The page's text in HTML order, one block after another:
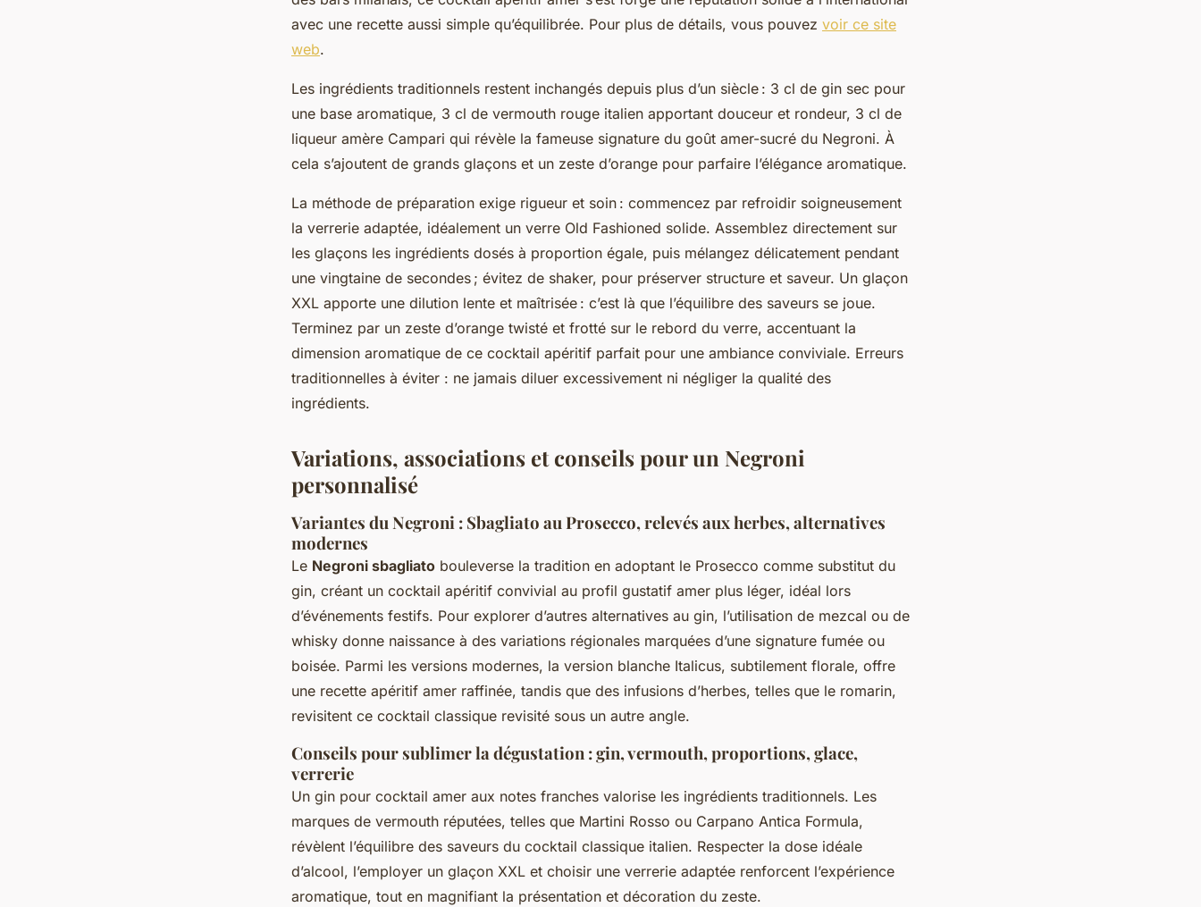
avec une recette aussi simple qu’équilibrée. Pour plus de détails, vous pouvez voir ce site
web.
Les ingrédients traditionnels restent inchangés depuis plus d’un siècle : 3 cl de gin sec pour
une base aromatique, 3 cl de vermouth rouge italien apportant douceur et rondeur, 3 cl de
liqueur amère Campari qui révèle la fameuse signature du goût amer-sucré du Negroni. À
cela s’ajoutent de grands glaçons et un zeste d’orange pour parfaire l’élégance aromatique.
La méthode de préparation exige rigueur et soin : commencez par refroidir soigneusement
la verrerie adaptée, idéalement un verre Old Fashioned solide. Assemblez directement sur
les glaçons les ingrédients dosés à proportion égale, puis mélangez délicatement pendant
une vingtaine de secondes ; évitez de shaker, pour préserver structure et saveur. Un glaçon
XXL apporte une dilution lente et maîtrisée : c’est là que l’équilibre des saveurs se joue.
Terminez par un zeste d’orange twisté et frotté sur le rebord du verre, accentuant la
dimension aromatique de ce cocktail apéritif parfait pour une ambiance conviviale. Erreurs
traditionnelles à éviter : ne jamais diluer excessivement ni négliger la qualité des
ingrédients.
Variations, associations et conseils pour un Negroni
personnalisé
Variantes du Negroni : Sbagliato au Prosecco, relevés aux herbes, alternatives
modernes
Le Negroni sbagliato bouleverse la tradition en adoptant le Prosecco comme substitut du
gin, créant un cocktail apéritif convivial au profil gustatif amer plus léger, idéal lors
d’événements festifs. Pour explorer d’autres alternatives au gin, l’utilisation de mezcal ou de
whisky donne naissance à des variations régionales marquées d’une signature fumée ou
boisée. Parmi les versions modernes, la version blanche Italicus, subtilement florale, offre
une recette apéritif amer raffinée, tandis que des infusions d’herbes, telles que le romarin,
revisitent ce cocktail classique revisité sous un autre angle.
Conseils pour sublimer la dégustation : gin, vermouth, proportions, glace,
verrerie
Un gin pour cocktail amer aux notes franches valorise les ingrédients traditionnels. Les
marques de vermouth réputées, telles que Martini Rosso ou Carpano Antica Formula,
révèlent l’équilibre des saveurs du cocktail classique italien. Respecter la dose idéale
d’alcool, l’employer un glaçon XXL et choisir une verrerie adaptée renforcent l’expérience
aromatique, tout en magnifiant la présentation et décoration du zeste.